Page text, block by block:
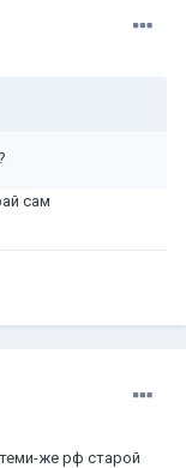
сам
же рф старой